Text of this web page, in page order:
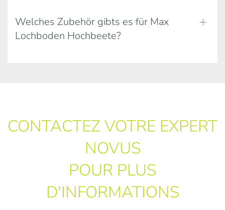
Welches Zubehör gibts es für Max
Lochboden Hochbeete?
CONTACTEZ VOTRE EXPERT
NOVUS
POUR PLUS
D'INFORMATIONS